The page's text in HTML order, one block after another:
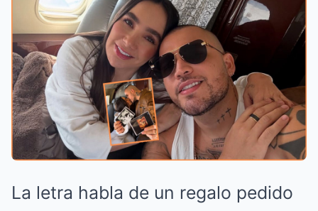
La letra habla de un regalo pedido